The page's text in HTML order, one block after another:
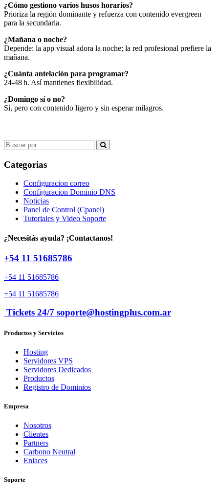
¿Cómo gestiono varios husos horarios?
Prioriza la región dominante y refuerza con contenido evergreen
para la secundaria.
¿Mañana o noche?
Depende: la app visual adora la noche; la red profesional prefiere la
mañana.
¿Cuánta antelación para programar?
24‑48 h. Así mantienes flexibilidad.
¿Domingo sí o no?
Sí, pero con contenido ligero y sin esperar milagros.
Search
for:
Categorias
Configuracion correo
Configuracion Dominio DNS
Noticias
Panel de Control (Cpanel)
Tutoriales y Video Soporte
¿Necesitás ayuda? ¡Contactanos!
+54 11 51685786
+54 11 51685786
+54 11 51685786
Tickets 24/7 soporte@hostingplus.com.ar
Productos y Servicios
Hosting
Servidores VPS
Servidores Dedicados
Productos
Registro de Dominios
Empresa
Nosotros
Clientes
Partners
Carbono Neutral
Enlaces
Soporte